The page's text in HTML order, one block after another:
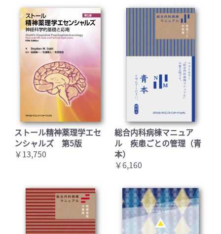
ストール精神薬理学エセ
ンシャルズ 第5版
￥13,750
総合内科病棟マニュア
ル 疾患ごとの管理（青
本）
￥6,160